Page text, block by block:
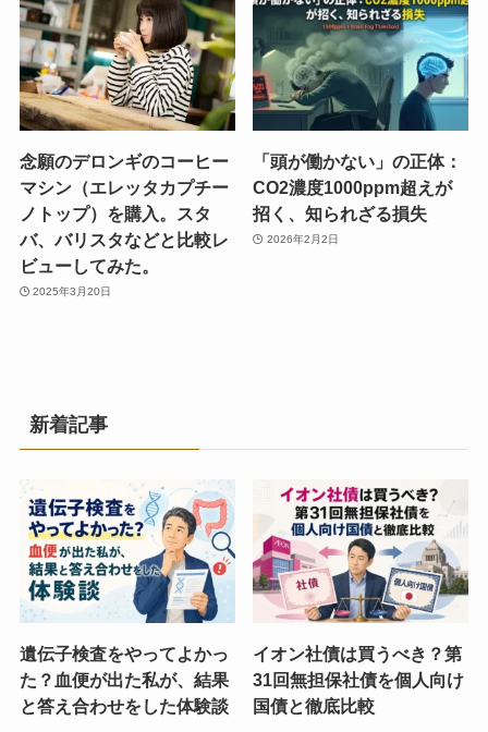
念願のデロンギのコーヒー
マシン（エレッタカプチー
ノトップ）を購入。スタ
バ、バリスタなどと比較レ
ビューしてみた。
2025年3月20日
「頭が働かない」の正体：
CO2濃度1000ppm超えが
招く、知られざる損失
2026年2月2日
新着記事
遺伝子検査をやってよかっ
た？血便が出た私が、結果
と答え合わせをした体験談
イオン社債は買うべき？第
31回無担保社債を個人向け
国債と徹底比較